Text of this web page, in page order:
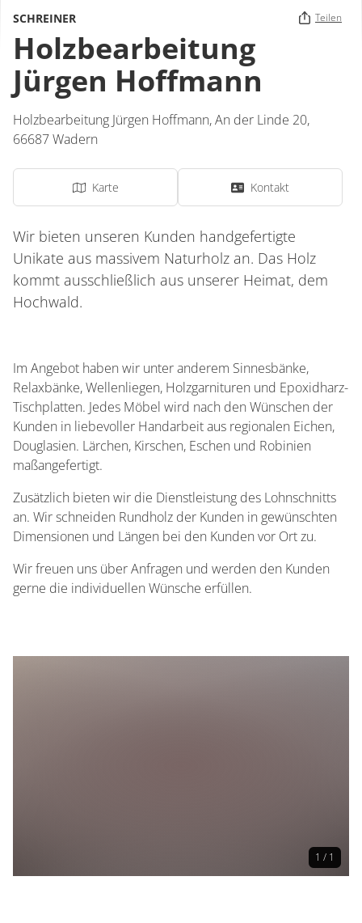
SCHREINER Teilen
Holzbearbeitung
Jürgen Hoffmann
Holzbearbeitung Jürgen Hoffmann,An der Linde 20,
66687Wadern
Karte Kontakt
Wir bieten unseren Kunden handgefertigte
Unikate aus massivem Naturholz an. Das Holz
kommt ausschließlich aus unserer Heimat, dem
Hochwald.
Im Angebot haben wir unter anderem Sinnesbänke,
Relaxbänke, Wellenliegen, Holzgarnituren und Epoxidharz-
Tischplatten. Jedes Möbel wird nach den Wünschen der
Kunden in liebevoller Handarbeit aus regionalen Eichen,
Douglasien. Lärchen, Kirschen, Eschen und Robinien
maßangefertigt.
Zusätzlich bieten wir die Dienstleistung des Lohnschnitts
an. Wir schneiden Rundholz der Kunden in gewünschten
Dimensionen und Längen bei den Kunden vor Ort zu.
Wir freuen uns über Anfragen und werden den Kunden
gerne die individuellen Wünsche erfüllen.
1 / 1